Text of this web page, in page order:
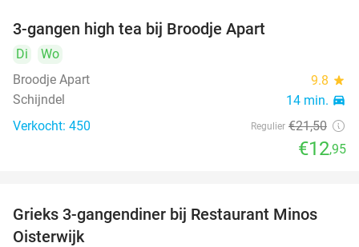
3-gangen high tea bij Broodje Apart
Di
Wo
Broodje Apart
9.8 star
Schijndel 14 min. directions_car
Verkocht: 450 Regulier €21,50
€12,95
30%
Grieks 3-gangendiner bij Restaurant Minos
Oisterwijk